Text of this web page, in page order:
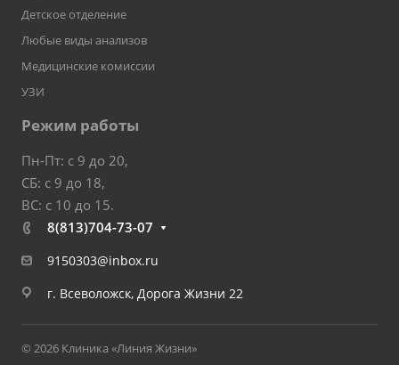
Детское отделение
Любые виды анализов
Медицинские комиссии
УЗИ
Режим работы
Пн-Пт: с 9 до 20,
СБ: с 9 до 18,
ВС: с 10 до 15.
8(813)704-73-07
9150303@inbox.ru
г. Всеволожск, Дорога Жизни 22
© 2026 Клиника «Линия Жизни»